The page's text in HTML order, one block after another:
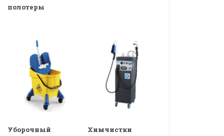
полотеры
Уборочный
Химчистки